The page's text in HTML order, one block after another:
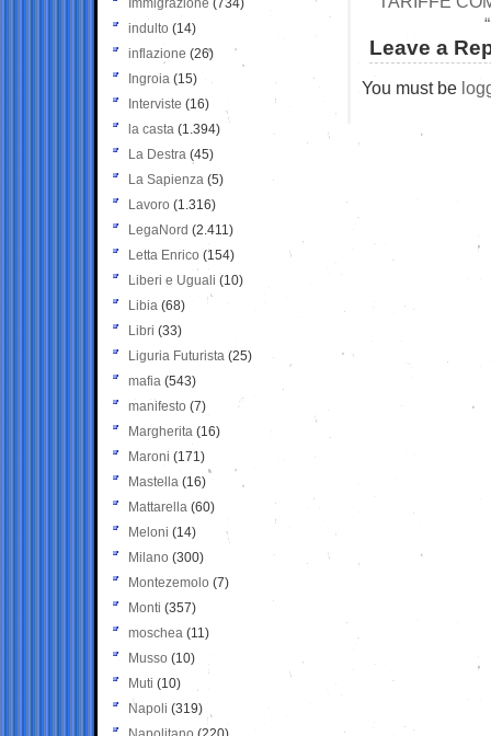
Leave a
You must be
Immigrazione (734)
indulto (14)
inflazione (26)
Ingroia (15)
Interviste (16)
la casta (1.394)
La Destra (45)
La Sapienza (5)
Lavoro (1.316)
LegaNord (2.411)
Letta Enrico (154)
Liberi e Uguali (10)
Libia (68)
Libri (33)
Liguria Futurista (25)
mafia (543)
manifesto (7)
Margherita (16)
Maroni (171)
Mastella (16)
Mattarella (60)
Meloni (14)
Milano (300)
Montezemolo (7)
Monti (357)
moschea (11)
Musso (10)
Muti (10)
Napoli (319)